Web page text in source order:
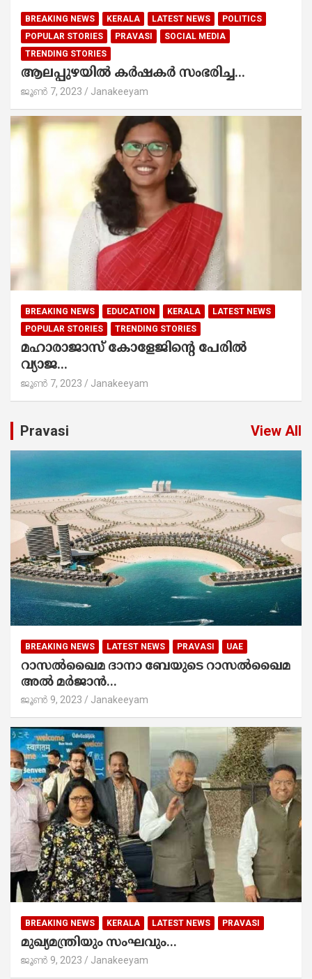
BREAKING NEWS KERALA LATEST NEWS
POLITICS
POPULAR STORIES
PRAVASI
SOCIAL MEDIA
TRENDING STORIES
ആലപ്പുഴയിൽ കർഷകർ സംഭരിച്ച...
ജൂൺ 7, 2023 Janakeeyam
BREAKING NEWS EDUCATION KERALA
LATEST NEWS
POPULAR STORIES
TRENDING STORIES
മഹാരാജാസ് കോളേജിന്‍റെ പേരിൽ
വ്യാജ...
ജൂൺ 7, 2023 Janakeeyam
Pravasi View All
BREAKING NEWS LATEST NEWS PRAVASI UAE
റാസൽഖൈമ ദാനാ ബേയുടെ റാസൽഖൈമ
അൽ മർജാൻ...
ജൂൺ 9, 2023 Janakeeyam
BREAKING NEWS KERALA LATEST NEWS PRAVASI
മുഖ്യമന്ത്രിയും സംഘവും...
ജൂൺ 9, 2023 Janakeeyam